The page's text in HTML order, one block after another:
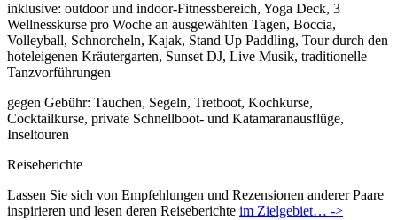
inklusive: outdoor und indoor-Fitnessbereich, Yoga Deck, 3
Wellnesskurse pro Woche an ausgewählten Tagen, Boccia,
Volleyball, Schnorcheln, Kajak, Stand Up Paddling, Tour durch den
hoteleigenen Kräutergarten, Sunset DJ, Live Musik, traditionelle
Tanzvorführungen
gegen Gebühr: Tauchen, Segeln, Tretboot, Kochkurse,
Cocktailkurse, private Schnellboot- und Katamaranausflüge,
Inseltouren
Reiseberichte
Lassen Sie sich von Empfehlungen und Rezensionen anderer Paare
inspirieren und lesen deren Reiseberichte im Zielgebiet… ->